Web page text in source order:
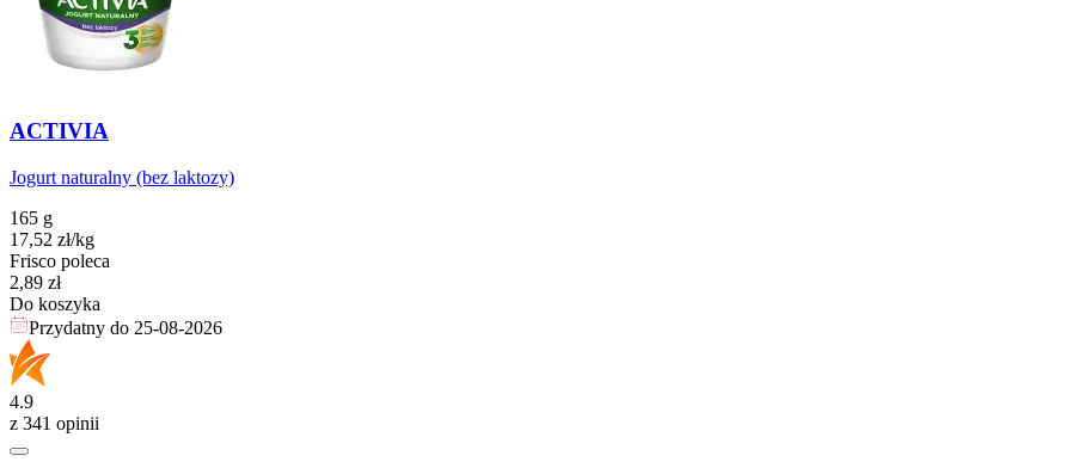
ACTIVIA
Jogurt naturalny (bez laktozy)
165 g
17,52 zł/kg
Frisco poleca
Cena
2,89 zł
Do koszyka
Przydatny do 25-08-2026
4.9
z 341 opinii